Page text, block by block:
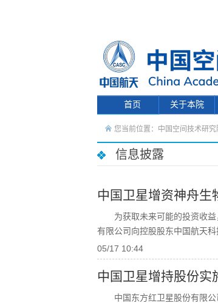
首页 关于本院
您当前位置： 中国空间技术研究
信息披露
中国卫星增资神舟生
为获取未来可能的投资收
有限公司向控股股东中国航天
05/17 10:44
中国卫星增持股份实
中国东方红卫星股份有限